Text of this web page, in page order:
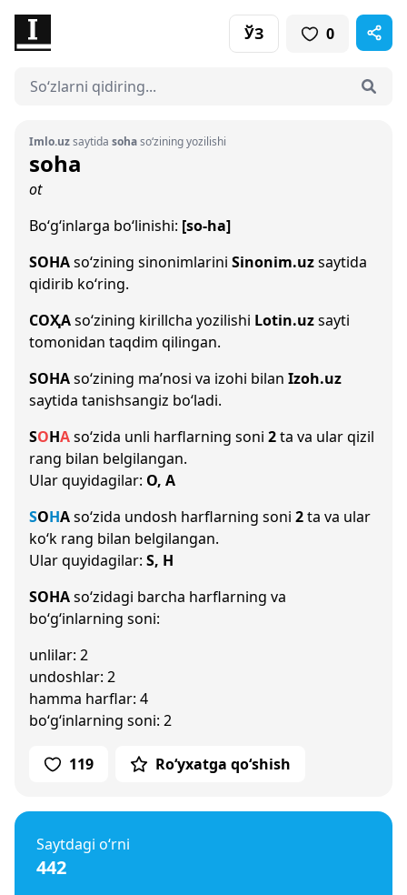
ЎЗ 0
Imlo.uzsaytida sohaso‘zining yozilishi
soha
ot
Bo‘g‘inlarga bo‘linishi: [so-ha]
SOHAso‘zining sinonimlarini Sinonim.uzsaytida
qidirib ko‘ring.
СОҲАso‘zining kirillcha yozilishi Lotin.uzsayti
tomonidan taqdim qilingan.
SOHAso‘zining ma’nosi va izohi bilan Izoh.uz
saytida tanishsangiz bo‘ladi.
SOHAso‘zida unli harflarning soni 2ta va ular qizil
rang bilan belgilangan.
Ular quyidagilar: O, A
SOHAso‘zida undosh harflarning soni 2ta va ular
ko‘k rang bilan belgilangan.
Ular quyidagilar: S, H
SOHAso‘zidagi barcha harflarning va
bo‘g‘inlarning soni:
unlilar: 2
undoshlar: 2
hamma harflar: 4
bo‘g‘inlarning soni: 2
119 Ro‘yxatga qo‘shish
Saytdagi o‘rni
442